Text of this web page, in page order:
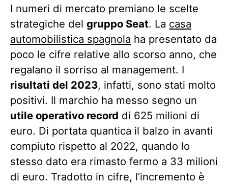
I numeri di mercato premiano le scelte
strategiche del gruppo Seat. La casa
automobilistica spagnola ha presentato da
poco le cifre relative allo scorso anno, che
regalano il sorriso al management. I
risultati del 2023, infatti, sono stati molto
positivi. Il marchio ha messo segno un
utile operativo record di 625 milioni di
euro. Di portata quantica il balzo in avanti
compiuto rispetto al 2022, quando lo
stesso dato era rimasto fermo a 33 milioni
di euro. Tradotto in cifre, l’incremento è